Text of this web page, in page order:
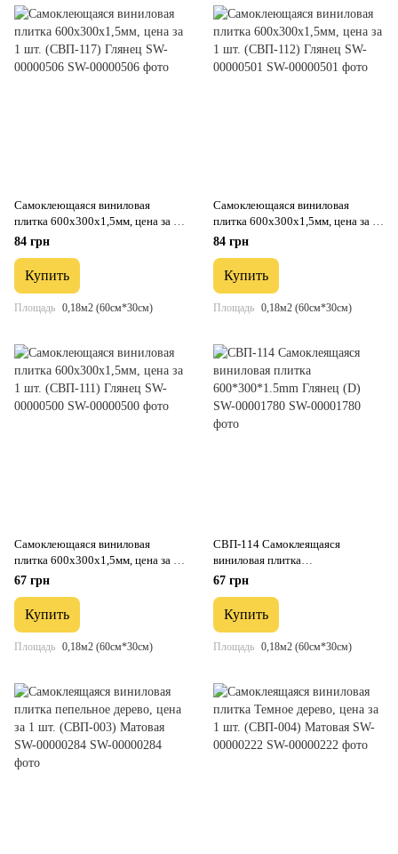
Самоклеющаяся виниловая
плитка 600х300х1,5мм, цена за 1
шт. (СВП-117) Глянец SW-
84 грн
Купить
Площадь 0,18м2 (60см*30см)
Самоклеющаяся виниловая
плитка 600х300х1,5мм, цена за 1
шт. (СВП-112) Глянец SW-
84 грн
Купить
Площадь 0,18м2 (60см*30см)
Самоклеющаяся виниловая
плитка 600х300х1,5мм, цена за 1
шт. (СВП-111) Глянец SW-
67 грн
Купить
Площадь 0,18м2 (60см*30см)
СВП-114 Самоклеящаяся
виниловая плитка
600*300*1.5mm Глянец (D) SW-
67 грн
Купить
Площадь 0,18м2 (60см*30см)